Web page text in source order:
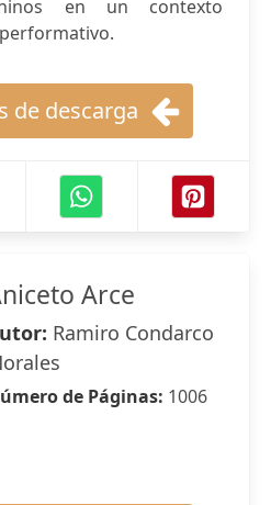
en un contexto
de descarga
Arce
Ramiro Condarco
de Páginas: 1006